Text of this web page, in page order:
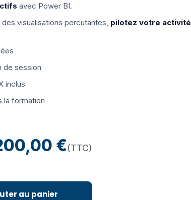
avec Power BI.
visualisations percutantes, pilotez votre activité
de session
inclus
la formation
au panier
€(TTC)